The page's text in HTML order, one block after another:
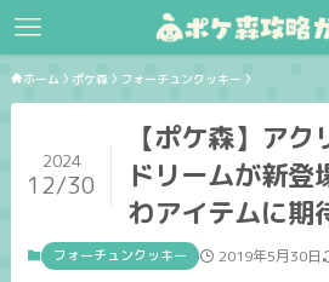
ホーム ポケ森 フォーチュンクッキー
【ポケ森】ア
ドリームが新登
わアイテムに期
2024
12/30
フォーチュンクッキー 2019年5月30日